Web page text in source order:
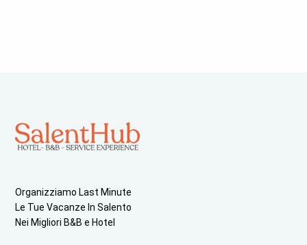
Organizziamo Last Minute
Le Tue Vacanze In Salento
Nei Migliori B&B e Hotel